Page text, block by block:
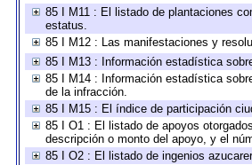
85 I M11 : El listado de plantaciones
estatus.
85 I M12 : Las manifestaciones y
85 I M13 : Información estadística
85 I M14 : Información estadística
de la infracción.
85 I M15 : El índice de participación
85 I O1 : El listado de apoyos
descripción o monto del apoyo, y el
85 I O2 : El listado de ingenios